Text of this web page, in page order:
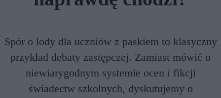
Spór o lody dla uczniów z paskiem to klasyczny
przykład debaty zastępczej. Zamiast mówić o
niewiarygodnym systemie ocen i fikcji
świadectw szkolnych, dyskutujemy o